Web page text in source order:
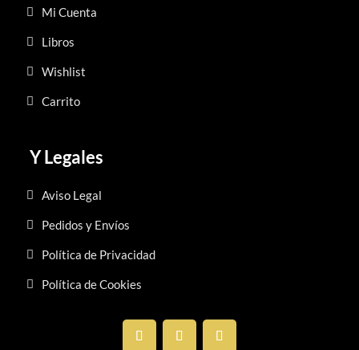
Mi Cuenta
Libros
Wishlist
Carrito
Y Legales
Aviso Legal
Pedidos y Envíos
Política de Privacidad
Política de Cookies